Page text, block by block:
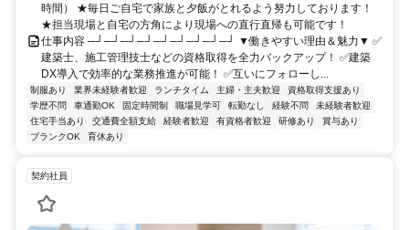
時間） ★毎日ご自宅で家族と夕飯がとれるよう努力しております！
★担当現場と自宅の方角により現場への直行直帰も可能です！
仕事内容 ─┘─┘─┘─┘─┘─┘─┘─┘─┘ ▼働きやすい理由＆魅力▼ ✅
建築士、施工管理技士などの資格取得を全力バックアップ！ ✅建築
DX導入で効率的な業務推進が可能！ ✅互いにフォローし...
制服あり 業界未経験者歓迎 ランチタイム 主婦・主夫歓迎
資格取得支援あり
学歴不問
車通勤OK 固定時間制 職場見学可 転勤なし 経験不問
未経験者歓迎
住宅手当あり
交通費全額支給 経験者歓迎 有資格者歓迎 研修あり
賞与あり
ブランクOK
育休あり
契約社員